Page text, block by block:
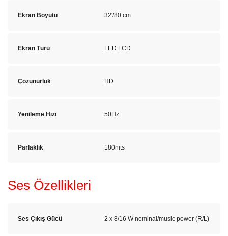
Ekran Boyutu 32'/80 cm
Ekran Türü LED LCD
Çözünürlük HD
Yenileme Hızı 50Hz
Parlaklık 180nits
Ses Özellikleri
Ses Çıkış Gücü 2 x 8/16 W nominal/music power (R/L)